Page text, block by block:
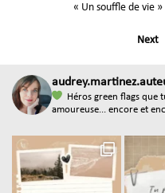
« Un souffle de vie »
Next
Héros green flags que
amoureuse... encore et